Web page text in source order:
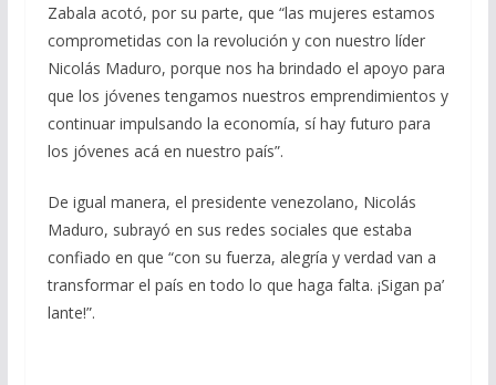
Zabala acotó, por su parte, que “las mujeres estamos
comprometidas con la revolución y con nuestro líder
Nicolás Maduro, porque nos ha brindado el apoyo para
que los jóvenes tengamos nuestros emprendimientos y
continuar impulsando la economía, sí hay futuro para
los jóvenes acá en nuestro país”.
De igual manera, el presidente venezolano, Nicolás
Maduro, subrayó en sus redes sociales que estaba
confiado en que “con su fuerza, alegría y verdad van a
transformar el país en todo lo que haga falta. ¡Sigan pa’
lante!”.